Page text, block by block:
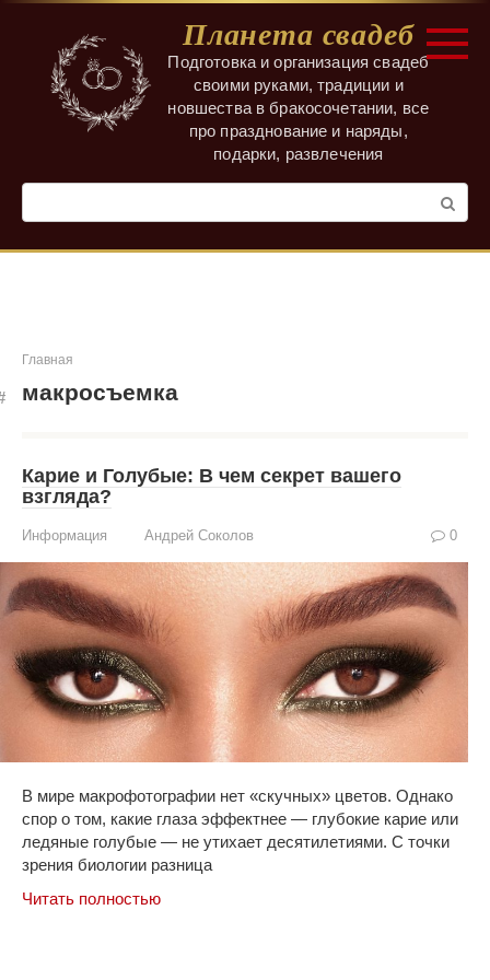
контенту
Планета свадеб
Подготовка и организация свадеб
своими руками, традиции и
новшества в бракосочетании, все
про празднование и наряды,
подарки, развлечения
Главная
макросъемка
Карие и Голубые: В чем секрет вашего
взгляда?
Информация Андрей Соколов 0
В мире макрофотографии нет «скучных» цветов. Однако
спор о том, какие глаза эффектнее — глубокие карие или
ледяные голубые — не утихает десятилетиями. С точки
зрения биологии разница
Читать полностью